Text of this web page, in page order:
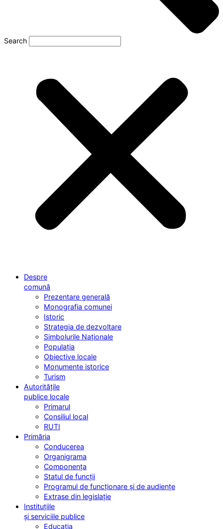
Search
Despre
comună
Prezentare generală
Monografia comunei
Istoric
Strategia de dezvoltare
Simbolurile Naționale
Populația
Obiective locale
Monumente istorice
Turism
Autoritățile
publice locale
Primarul
Consiliul local
RUTI
Primăria
Conducerea
Organigrama
Componența
Statul de funcții
Programul de funcționare și de audiențe
Extrase din legislație
Instituțiile
și serviciile publice
Educația